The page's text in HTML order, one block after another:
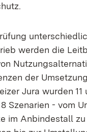
werden die
der
Jura wurden 11
Szenarien - vom
im Anbindestall zu